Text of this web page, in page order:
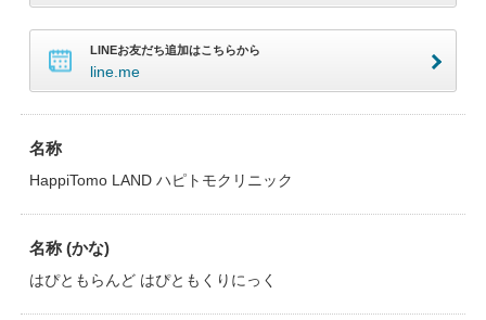
LINEお友だち追加はこちらから
line.me
名称
HappiTomo LAND ハピトモクリニック
名称 (かな)
はぴともらんど はぴともくりにっく